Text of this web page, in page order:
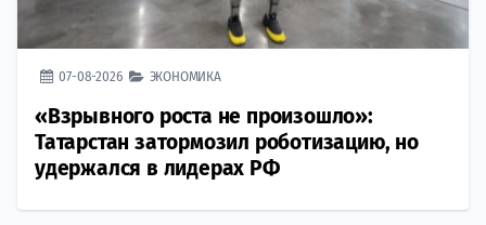
07-08-2026 ЭКОНОМИКА
«Взрывного роста не произошло»:
Татарстан затормозил роботизацию, но
удержался в лидерах РФ